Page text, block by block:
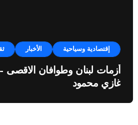
إقتصادية وسياحية الأخبار
أزمات لبنان وطوافان الاقصى –
غازي محمود